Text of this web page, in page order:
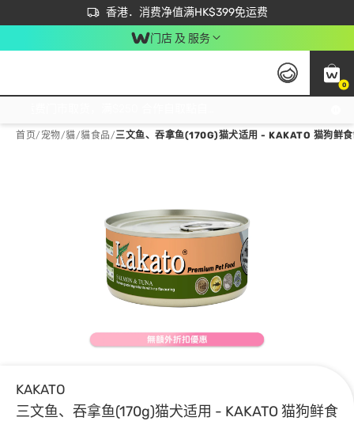
香港．消费净值满HK$399免运费
立即成为易赏钱会员尽享独家优惠
首次APP下单买满$450 输入 NEWAPP 即减$50
门店 及 服务
0
首页/ 宠物/貓/貓食品/三文鱼、吞拿鱼(170G)猫犬适用 - KAKATO 猫狗鲜
KAKATO
三文鱼、吞拿鱼(170g)猫犬适用 - KAKATO 猫狗鲜食